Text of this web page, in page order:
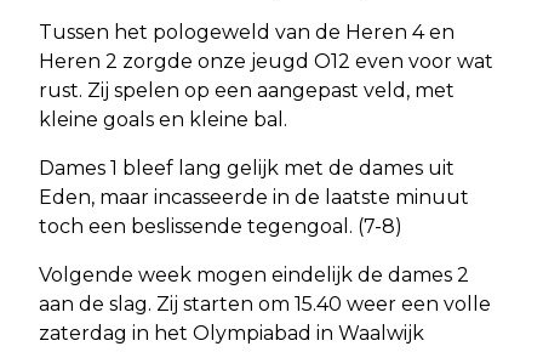
Tussen het pologeweld van de Heren 4 en
Heren 2 zorgde onze jeugd O12 even voor wat
rust. Zij spelen op een aangepast veld, met
kleine goals en kleine bal.
Dames 1 bleef lang gelijk met de dames uit
Eden, maar incasseerde in de laatste minuut
toch een beslissende tegengoal. (7-8)
Volgende week mogen eindelijk de dames 2
aan de slag. Zij starten om 15.40 weer een volle
zaterdag in het Olympiabad in Waalwijk